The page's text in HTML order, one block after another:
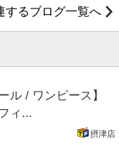
するブログ一覧へ
ル / ワンピース】
ィ...
摂津店